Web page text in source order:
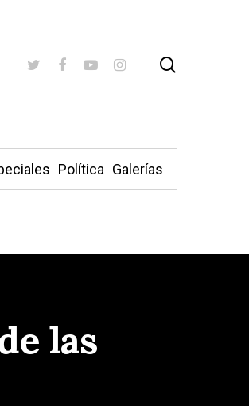
Política Galerías
las